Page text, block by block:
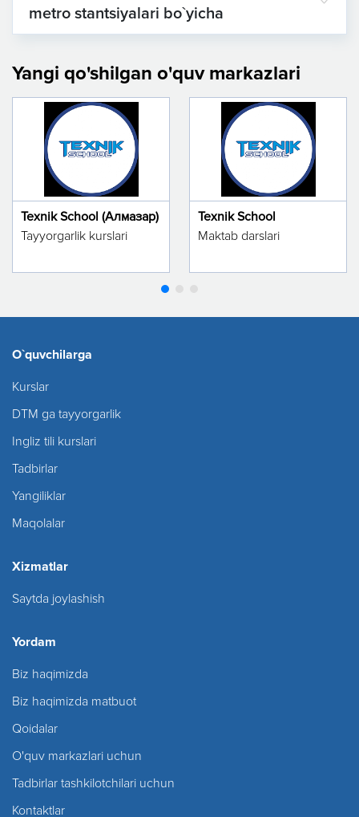
metro stantsiyalari bo`yicha
Yangi qo'shilgan o'quv markazlari
Texnik School (Алмазар)
Tayyorgarlik kurslari
Texnik School
Maktab darslari
O`quvchilarga
Kurslar
DTM ga tayyorgarlik
Ingliz tili kurslari
Tadbirlar
Yangiliklar
Maqolalar
Xizmatlar
Saytda joylashish
Yordam
Biz haqimizda
Biz haqimizda matbuot
Qoidalar
O'quv markazlari uchun
Tadbirlar tashkilotchilari uchun
Kontaktlar